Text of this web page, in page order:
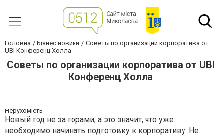
Головна Бізнес новини
Советы по организации корпоратива от
UBI Конференц Холла
Советы по организации корпоратива от UBI
Конференц Холла
Нерухомість
Новый год не за горами, а это значит, что уже
необходимо начинать подготовку к корпоративу. Не